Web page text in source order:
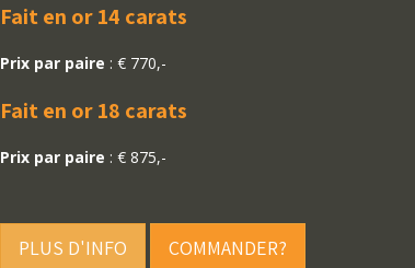
Fait en or 14 carats
Prix par paire : € 770,-
Fait en or 18 carats
Prix par paire : € 875,-
PLUS D'INFO COMMANDER?